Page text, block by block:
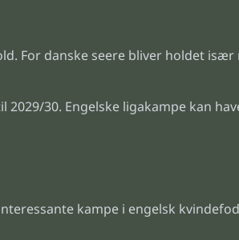
For danske seere bliver holdet
2029/30. Engelske ligakampe kan
kampe i engelsk